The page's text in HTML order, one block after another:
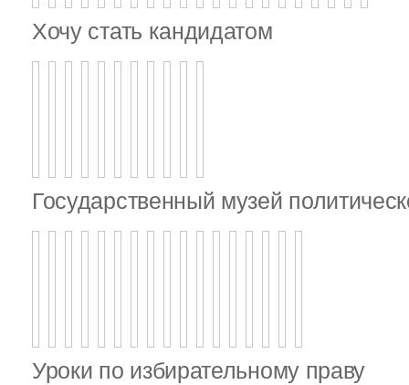
Хочу стать кандидатом
Государственный музей
Уроки по избирательному праву